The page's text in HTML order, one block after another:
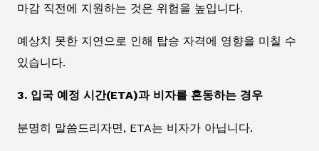
마감 직전에 지원하는 것은 위험을 높입니다.
예상치 못한 지연으로 인해 탑승 자격에 영향을 미칠 수
있습니다.
3. 입국 예정 시간(ETA)과 비자를 혼동하는 경우
분명히 말씀드리자면, ETA는 비자가 아닙니다.